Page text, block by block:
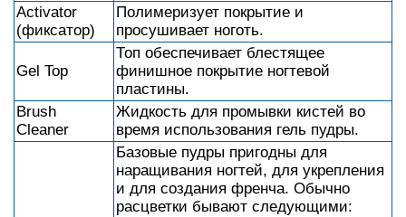
Activator
(фиксатор)
Полимеризует покрытие и
просушивает ноготь.
Gel Top
Топ обеспечивает блестящее
финишное покрытие ногтевой
пластины.
Brush
Cleaner
Жидкость для промывки кистей во
время использования гель пудры.
Базовые пудры пригодны для
наращивания ногтей, для укрепления
и для создания френча. Обычно
расцветки бывают следующими: